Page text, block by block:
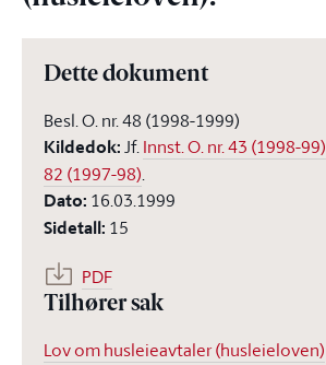
Dette dokument
Besl. O. nr. 48 (1998-1999)
Kildedok:Jf.Innst. O. nr. 43 (1998-99)
82 (1997-98).
Dato: 16.03.1999
Sidetall: 15
PDF
Tilhører sak
Lov om husleieavtaler (husleieloven)